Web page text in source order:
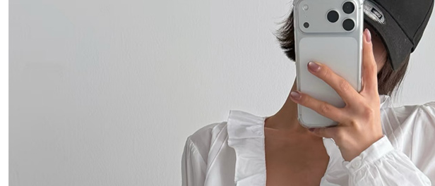
※ 請注意：結帳手續完成當下不需立刻繳
絡購買商品的店家。未經商家同意取消之
先享後付繳納相關費用。
※ 交易是否成功請以「AFTEE先享後付 」
是否繳費成功／繳費後需取消欲退款等相
付客戶支援中心」https://
【注意事項】
１．透過由恩沛科技股份有限公司提供之
交易，需依本服務之必要範圍內提供個人
求債權轉讓予恩沛科技股份有限公司。
２．關於個人資料處理事宜，請瀏覽以下網
https://aftee.tw/terms/#terms3
３．未成年的使用者請事先徵得法定代理
萊爾富取貨付款
每筆NT$80，滿NT$1,500(含以上)免
付款後萊爾富取貨
每筆NT$80，滿NT$1,500(含以上)免
離島取貨加價40
每筆NT$80，滿NT$1,500(含以上)免
付款後7-11取貨
每筆NT$80，滿NT$1,500(含以上)免